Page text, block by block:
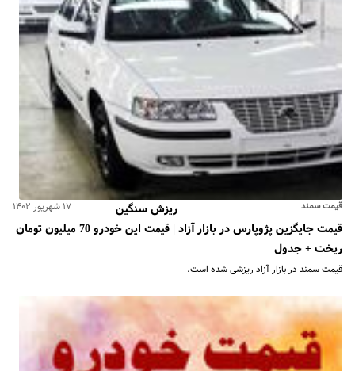
قیمت سمند ۱۷ شهریور ۱۴۰۲
ریزش سنگین
قیمت جایگزین پژوپارس در بازار آزاد | قیمت این خودرو 70 میلیون تومان
ریخت + جدول
قیمت سمند در بازار آزاد ریزشی شده است.